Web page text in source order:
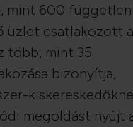
mint 600
üzlet csatlakozott
több, mint 35
bizonyítja,
megoldást nyújt